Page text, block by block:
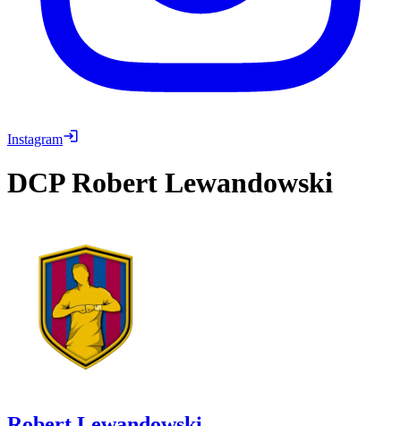
Instagram
DCP Robert Lewandowski